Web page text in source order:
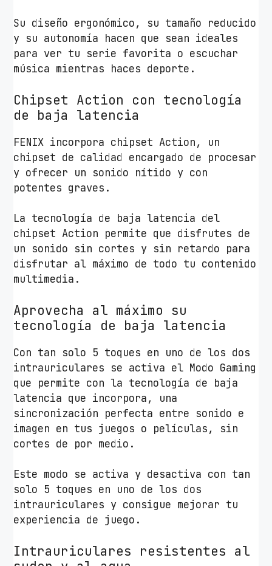
n
o
m
í
6
h
B
l
a
n
o
s
c
a
n
i
d
d
Su diseño ergonómico, su tamaño reducido
y su autonomía hacen que sean ideales
para ver tu serie favorita o escuchar
música mientras haces deporte.
Chipset Action con tecnología
de baja latencia
FENIX incorpora chipset Action, un
chipset de calidad encargado de procesar
y ofrecer un sonido nítido y con
potentes graves.
La tecnología de baja latencia del
chipset Action permite que disfrutes de
un sonido sin cortes y sin retardo para
disfrutar al máximo de todo tu contenido
multimedia.
Aprovecha al máximo su
tecnología de baja latencia
Con tan solo 5 toques en uno de los dos
intrauriculares se activa el Modo Gaming
que permite con la tecnología de baja
latencia que incorpora, una
sincronización perfecta entre sonido e
imagen en tus juegos o películas, sin
cortes de por medio.
Este modo se activa y desactiva con tan
solo 5 toques en uno de los dos
intrauriculares y consigue mejorar tu
experiencia de juego.
Intrauriculares resistentes al